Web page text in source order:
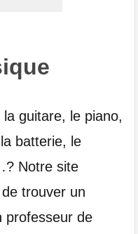
guitare, le piano,
batterie, le
Notre site
trouver un
professeur de